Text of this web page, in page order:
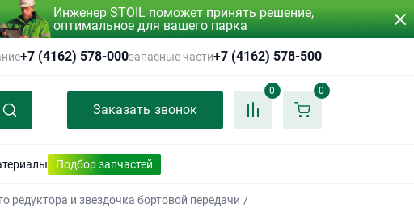
Инженер STOIL поможет принять решение,
оптимальное для вашего парка
+7 (4162) 578-000запасные части+7 (4162) 578-500
Заказать звонок
0 0
Подбор запчастей
редуктора и звездочка бортовой передачи /